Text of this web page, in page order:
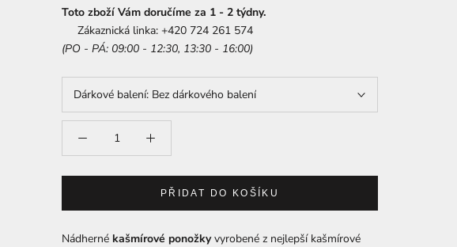
Toto zboží Vám doručíme za 1 - 2 týdny.
Zákaznická linka: +420 724 261 574
(PO - PÁ: 09:00 - 12:30, 13:30 - 16:00)
Dárkové balení: Bez dárkového balení
PŘIDAT DO KOŠÍKU
Nádherné kašmírové ponožkyvyrobené z nejlepší kašmírové